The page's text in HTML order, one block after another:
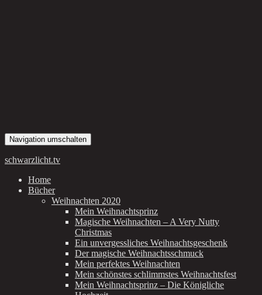
Navigation umschalten
schwarzlicht.tv
Home
Bücher
Weihnachten 2020
Mein Weihnachtsprinz
Magische Weihnachten – A Very Nutty
Christmas
Ein unvergessliches Weihnachtsgeschenk
Der magische Weihnachtsschmuck
Mein perfektes Weihnachten
Mein schönstes schlimmstes Weihnachtsfest
Mein Weihnachtsprinz – Die Königliche